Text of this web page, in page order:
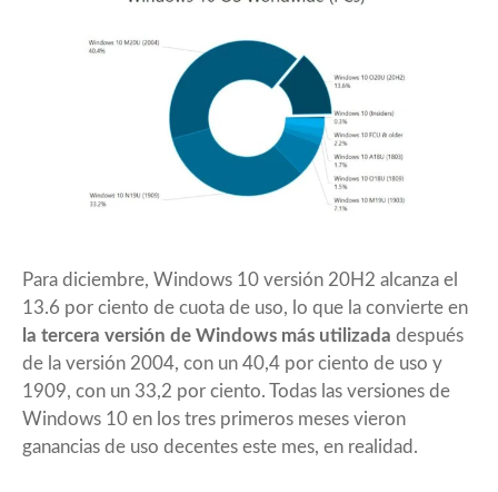
Para diciembre, Windows 10 versión 20H2 alcanza el
13.6 por ciento de cuota de uso, lo que la convierte en
la tercera versión de Windows más utilizada después
de la versión 2004, con un 40,4 por ciento de uso y
1909, con un 33,2 por ciento. Todas las versiones de
Windows 10 en los tres primeros meses vieron
ganancias de uso decentes este mes, en realidad.